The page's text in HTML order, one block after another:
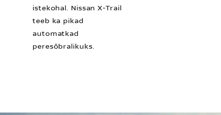
istekohal. Nissan X-Trail
teeb ka pikad
automatkad
peresõbralikuks.